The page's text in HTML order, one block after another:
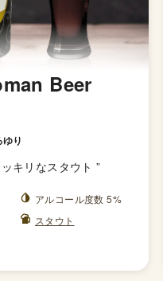
Beer
り
キリなスタウト ”
アルコール度数 5%
スタウト